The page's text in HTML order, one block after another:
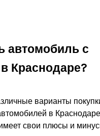
автомобиль с
Краснодаре?
варианты
в
свои плюсы и